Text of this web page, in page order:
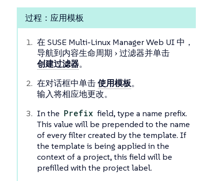
过程：应用模板
在 SUSE Multi-Linux Manager Web UI 中，
导航到内容生命周期 过滤器并单击
创建过滤器。
在对话框中单击使用模板。
输入将相应地更改。
In the Prefix field, type a name prefix.
This value will be prepended to the name
of every filter created by the template. If
the template is being applied in the
context of a project, this field will be
prefilled with the project label.